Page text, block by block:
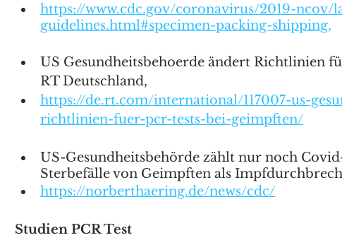
https://www.cdc.gov/coronavirus/2019-ncov/
guidelines.html#specimen-packing-shipping,
US Gesundheitsbehoerde ändert Richtlinien
RT Deutschland,
https://de.rt.com/international/117007-us-
richtlinien-fuer-pcr-tests-bei-geimpften/
US-Gesundheitsbehörde zählt nur noch
Sterbefälle von Geimpften als
https://norberthaering.de/news/cdc/
Studien PCR Test